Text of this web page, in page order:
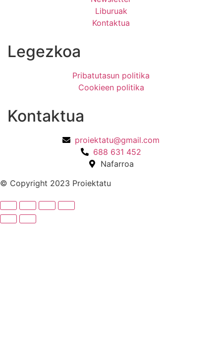
Liburuak
Kontaktua
Legezkoa
Pribatutasun politika
Cookieen politika
Kontaktua
proiektatu@gmail.com
688 631 452
Nafarroa
© Copyright 2023 Proiektatu